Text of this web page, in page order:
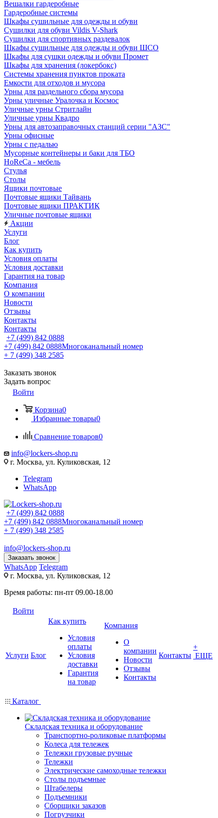
Вешалки гардеробные
Гардеробные системы
Шкафы сушильные для одежды и обуви
Сушилки для обуви Vildis V-Shark
Сушилки для спортивных раздевалок
Шкафы сушильные для одежды и обуви ШСО
Шкафы для сушки одежды и обуви Промет
Шкафы для хранения (локербокс)
Системы хранения пунктов проката
Емкости для отходов и мусора
Урны для раздельного сбора мусора
Урны уличные Уралочка и Космос
Уличные урны Стритлайн
Уличные урны Квадро
Урны для автозаправочных станций серии "АЗС"
Урны офисные
Урны с педалью
Мусорные контейнеры и баки для ТБО
HoReCa - мебель
Стулья
Столы
Ящики почтовые
Почтовые ящики Тайвань
Почтовые ящики ПРАКТИК
Уличные почтовые ящики
Акции
Услуги
Блог
Как купить
Условия оплаты
Условия доставки
Гарантия на товар
Компания
О компании
Новости
Отзывы
Контакты
Контакты
+7 (499) 842 0888
+7 (499) 842 0888Многоканальный номер
+ 7 (499) 348 2585
Заказать звонок
Задать вопрос
Войти
Корзина0
Избранные товары0
Сравнение товаров0
info@lockers-shop.ru
г. Москва, ул. Куликовская, 12
Telegram
WhatsApp
+7 (499) 842 0888
+7 (499) 842 0888Многоканальный номер
+ 7 (499) 348 2585
info@lockers-shop.ru
Заказать звонок
WhatsApp Telegram
г. Москва, ул. Куликовская, 12
Время работы: пн-пт 09.00-18.00
Войти
Услуги Блог
Как купить
Условия
оплаты
Условия
доставки
Гарантия
на товар
Компания
О
компании
Новости
Отзывы
Контакты
Контакты
+
ЕЩЕ
Каталог
Складская техника и оборудование
Транспортно-роликовые платформы
Колеса для тележек
Тележки грузовые ручные
Тележки
Электрические самоходные тележки
Столы подъемные
Штабелеры
Подъемники
Сборщики заказов
Погрузчики